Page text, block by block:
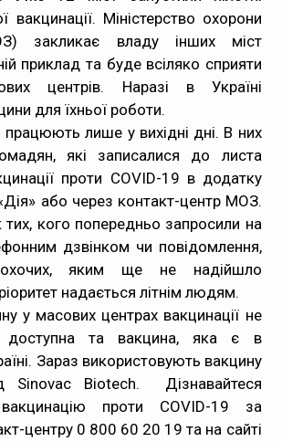
вакцинації. Міністерство охорони
закликає владу інших міст
приклад та буде всіляко сприяти
центрів. Наразі в Україні
для їхньої роботи.
працюють лише у вихідні дні. В них
які записалися до листа
проти COVID-19 в додатку
або через контакт-центр МОЗ.
кого попередньо запросили на
дзвінком чи повідомлення,
яким ще не надійшло
надається літнім людям.
у масових центрах вакцинації не
та вакцина, яка є в
Зараз використовують вакцину
Sinovac Biotech. Дізнавайтеся
проти COVID-19 за
центру 0 800 60 20 19 та на сайті